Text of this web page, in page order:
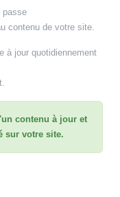
passe
contenu de votre site.
à jour quotidiennement
contenu à jour et
sur votre site.